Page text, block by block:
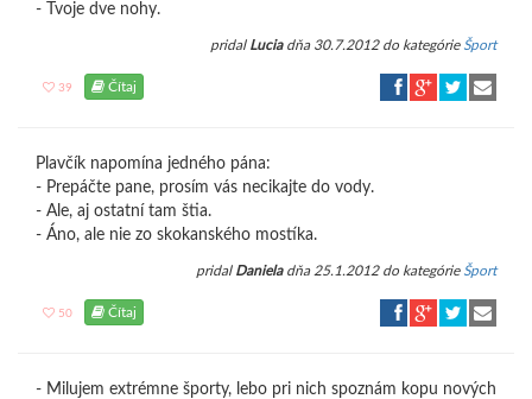
- Tvoje dve nohy.
pridal Luciadňa 30.7.2012 do kategórie Šport
39 Čítaj
Plavčík napomína jedného pána:
- Prepáčte pane, prosím vás necikajte do vody.
- Ale, aj ostatní tam štia.
- Áno, ale nie zo skokanského mostíka.
pridal Danieladňa 25.1.2012 do kategórie Šport
50 Čítaj
- Milujem extrémne športy, lebo pri nich spoznám kopu nových